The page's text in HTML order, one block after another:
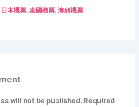
日本機票,泰國機票,澳紐機票
will not be published. Required